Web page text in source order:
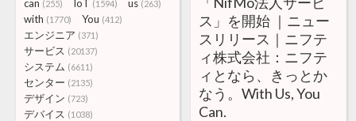
can (255) IoT (1594) us (263)
with (1770) You (412)
エンジニア (371)
サービス (20137)
システム (6611)
センター (2135)
デザイン (723)
デバイス (1038)
ス」を開始 ｜ニュー
スリリース｜ニフテ
ィ株式会社：ニフテ
ィとなら、きっとか
なう。With Us, You
Can.